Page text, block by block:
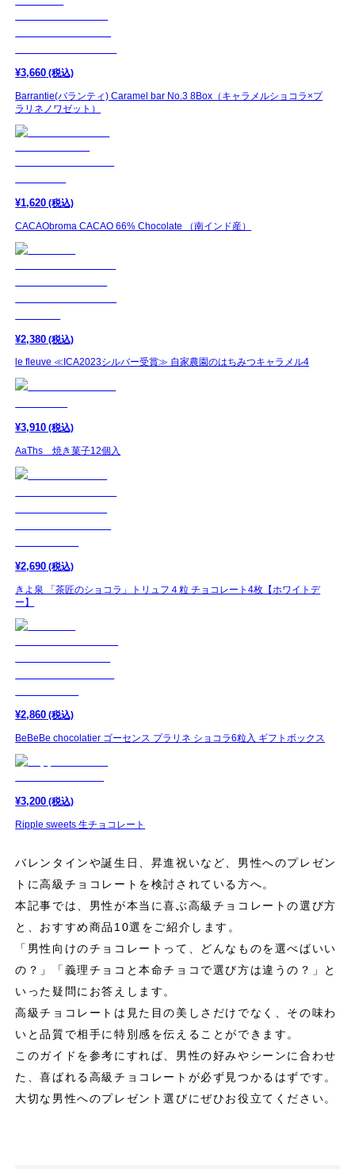
¥3,660 (税込)
Barrantie(バランティ) Caramel bar No.3 8Box（キャラメルショコラ×プ
ラリネノワゼット）
¥1,620 (税込)
CACAObroma CACAO 66% Chocolate （南インド産）
¥2,380 (税込)
le fleuve ≪ICA2023シルバー受賞≫ 自家農園のはちみつキャラメル4
¥3,910 (税込)
AaThs 焼き菓子12個入
¥2,690 (税込)
きよ泉 「茶匠のショコラ」トリュフ４粒 チョコレート4枚【ホワイトデ
ー】
¥2,860 (税込)
BeBeBe chocolatier ゴーセンス プラリネ ショコラ6粒入 ギフトボックス
¥3,200 (税込)
Ripple sweets 生チョコレート
バレンタインや誕生日、昇進祝いなど、男性へのプレゼン
トに高級チョコレートを検討されている方へ。
本記事では、男性が本当に喜ぶ高級チョコレートの選び方
と、おすすめ商品10選をご紹介します。
「男性向けのチョコレートって、どんなものを選べばいい
の？」「義理チョコと本命チョコで選び方は違うの？」と
いった疑問にお答えします。
高級チョコレートは見た目の美しさだけでなく、その味わ
いと品質で相手に特別感を伝えることができます。
このガイドを参考にすれば、男性の好みやシーンに合わせ
た、喜ばれる高級チョコレートが必ず見つかるはずです。
大切な男性へのプレゼント選びにぜひお役立てください。